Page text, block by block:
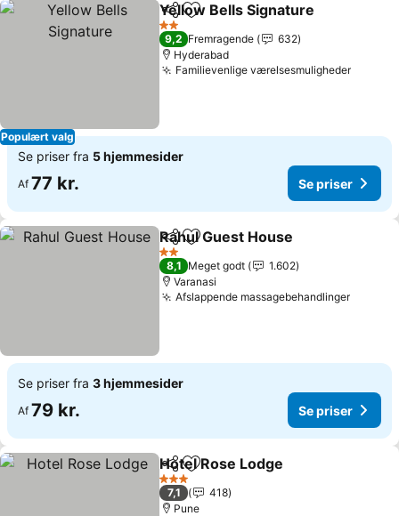
Populært valg
Del Føj til favoritter
Yellow Bells Signature
2 Stjerner
9,2 Fremragende
632
Hyderabad
Familievenlige værelsesmuligheder
Se priser fra 5 hjemmesider
Af 77 kr. Se priser
Del Føj til favoritter
Rahul Guest House
2 Stjerner
8,1 Meget godt
1.602
Varanasi
Afslappende massagebehandlinger
Se priser fra 3 hjemmesider
Af 79 kr. Se priser
Del Føj til favoritter
Hotel Rose Lodge
3 Stjerner
7,1
418
Pune